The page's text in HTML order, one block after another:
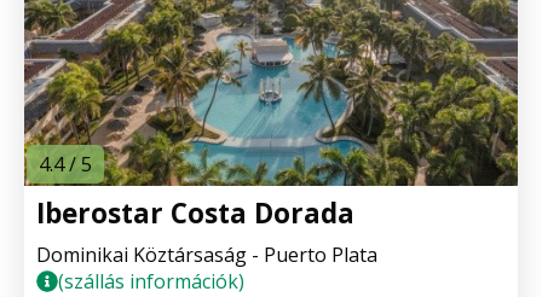
4.4 / 5
Iberostar Costa Dorada
Dominikai Köztársaság - Puerto Plata
(szállás információk)